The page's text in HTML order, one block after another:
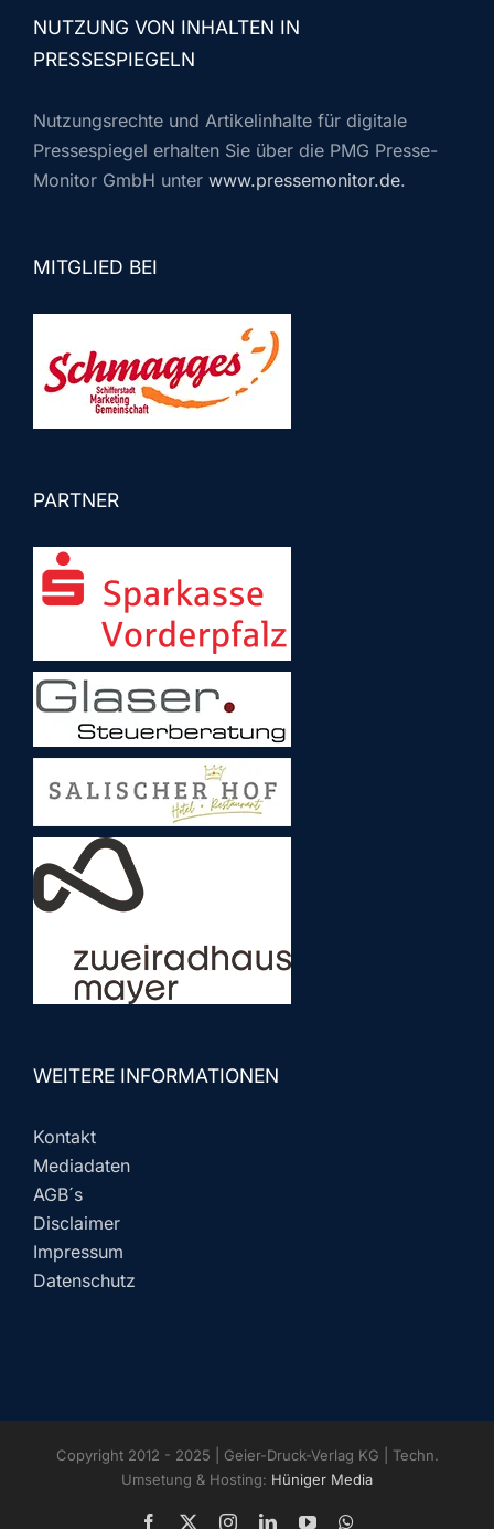
NUTZUNG VON INHALTEN IN
PRESSESPIEGELN
Nutzungsrechte und Artikelinhalte für digitale
Pressespiegel erhalten Sie über die PMG Presse-
Monitor GmbH unter www.pressemonitor.de.
MITGLIED BEI
PARTNER
WEITERE INFORMATIONEN
Kontakt
Mediadaten
AGB´s
Disclaimer
Impressum
Datenschutz
Copyright 2012 - 2025 | Geier-Druck-Verlag KG | Techn.
Umsetung & Hosting: Hüniger Media
Facebook InstagramLinkedInYouTube